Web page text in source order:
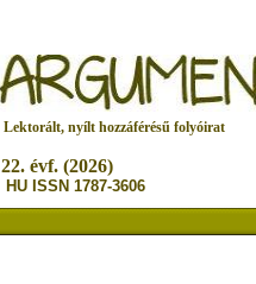
22. évf. (2026)
HU ISSN 1787-3606
Lektorált, nyílt hozzáférésű folyóirat